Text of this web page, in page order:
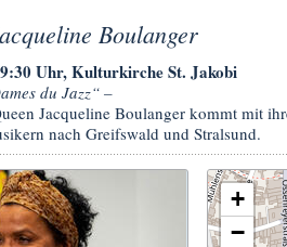
Boulanger
Uhr, Kulturkirche St. Jakobi
du Jazz“ –
Jacqueline Boulanger kommt mit
nach Greifswald und Stralsund.
+
−